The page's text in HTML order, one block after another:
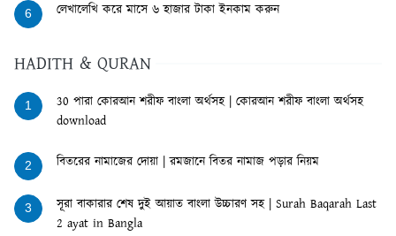
6 লেখালেখি করে মাসে ৬ হাজার টাকা ইনকাম করুন
HADITH & QURAN
1
30 পারা কোরআন শরীফ বাংলা অর্থসহ | কোরআন শরীফ বাংলা অর্থসহ
download
2 বিতরের নামাজের দোয়া | রমজানে বিতর নামাজ পড়ার নিয়ম
3
সূরা বাকারার শেষ দুই আয়াত বাংলা উচ্চারণ সহ | Surah Baqarah Last
2 ayat in Bangla